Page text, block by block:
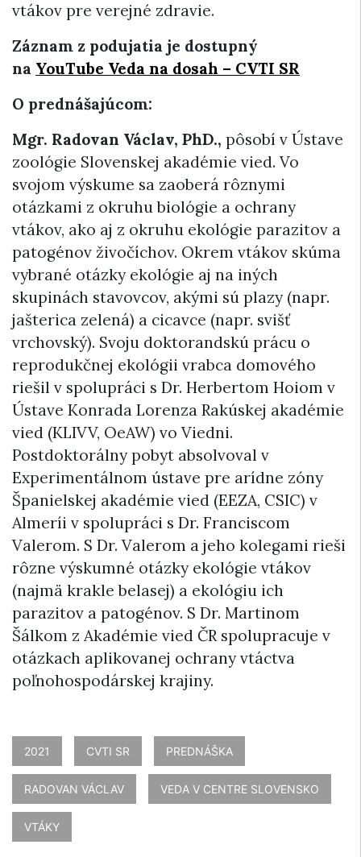
vtákov pre verejné zdravie.
Záznam z podujatia je dostupný
na YouTube Veda na dosah – CVTI SR
O prednášajúcom:
Mgr. Radovan Václav, PhD., pôsobí v Ústave
zoológie Slovenskej akadémie vied. Vo
svojom výskume sa zaoberá rôznymi
otázkami z okruhu biológie a ochrany
vtákov, ako aj z okruhu ekológie parazitov a
patogénov živočíchov. Okrem vtákov skúma
vybrané otázky ekológie aj na iných
skupinách stavovcov, akými sú plazy (napr.
jašterica zelená) a cicavce (napr. svišť
vrchovský). Svoju doktorandskú prácu o
reprodukčnej ekológii vrabca domového
riešil v spolupráci s Dr. Herbertom Hoiom v
Ústave Konrada Lorenza Rakúskej akadémie
vied (KLIVV, OeAW) vo Viedni.
Postdoktorálny pobyt absolvoval v
Experimentálnom ústave pre arídne zóny
Španielskej akadémie vied (EEZA, CSIC) v
Almeríi v spolupráci s Dr. Franciscom
Valerom. S Dr. Valerom a jeho kolegami rieši
rôzne výskumné otázky ekológie vtákov
(najmä krakle belasej) a ekológiu ich
parazitov a patogénov. S Dr. Martinom
Šálkom z Akadémie vied ČR spolupracuje v
otázkach aplikovanej ochrany vtáctva
poľnohospodárskej krajiny.
2021 CVTI SR PREDNÁŠKA
RADOVAN VÁCLAV VEDA V CENTRE SLOVENSKO
VTÁKY